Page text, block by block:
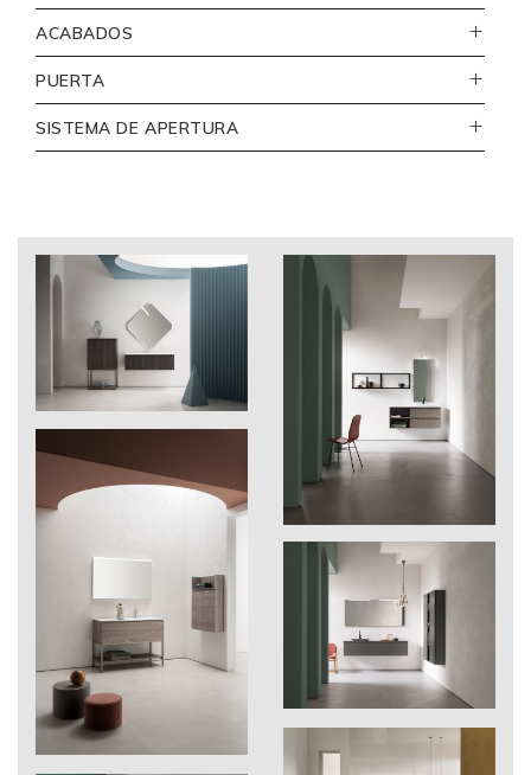
Ver pdf ›
ACABADOS
Bianco opaco
206
Rugiada
PUERTA
laterale
SISTEMA DE APERTURA